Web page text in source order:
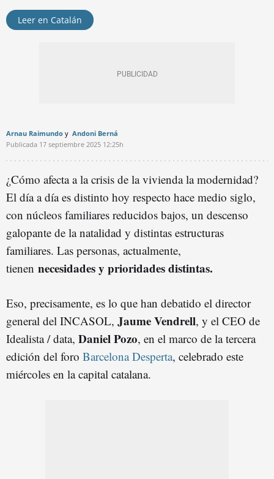
Leer en Catalán
Arnau Raimundo
Andoni Berná
Publicada 17 septiembre 2025 12:25h
¿Cómo afecta a la crisis de la vivienda la modernidad?
El día a día es distinto hoy respecto hace medio siglo,
con núcleos familiares reducidos bajos, un descenso
galopante de la natalidad y distintas estructuras
familiares. Las personas, actualmente,
tienen necesidades y prioridades distintas.
Eso, precisamente, es lo que han debatido el director
general del INCASOL, Jaume Vendrell, y el CEO de
Idealista / data, Daniel Pozo, en el marco de la tercera
edición del foro Barcelona Desperta, celebrado este
miércoles en la capital catalana.